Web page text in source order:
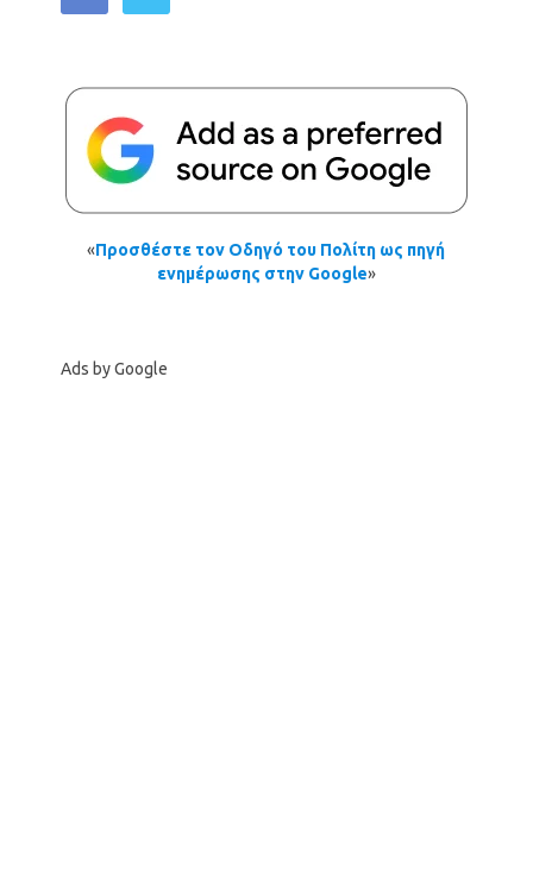
«Προσθέστε τον Οδηγό του Πολίτη ως πηγή
ενημέρωσης στην Google»
Ads by Google